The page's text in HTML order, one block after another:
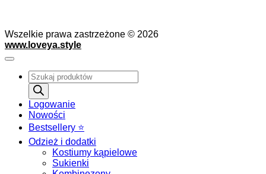
Wszelkie prawa zastrzeżone © 2026
www.loveya.style
Wyszukiwarka
produktów
Logowanie
Nowości
Bestsellery ⭐️
Odzież i dodatki
Kostiumy kąpielowe
Sukienki